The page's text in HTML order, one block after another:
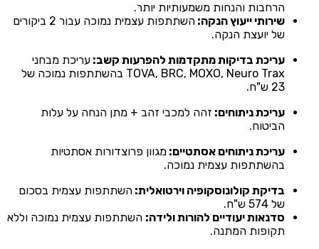
הרחבות והנחות משמעותיות יותר.
שירותי ייעוץ הנקה:
השתתפות עצמית נמוכה עבור 2 ביקורים
של יועצת הנקה.
עריכת בדיקות מתקדמות להפרעות קשב: עריכת מבחני
TOVA, BRC, MOXO, Neuro Trax בהשתתפות נמוכה של
23 ש"ח.
עריכת ניתוחים: זהה למכבי זהב + מתן הנחה על עלות
הביטוח.
עריכת ניתוחים אסתטיים: מגוון פרוצדורות אסתטיות
בהשתתפות עצמית נמוכה.
בדיקת קולונוסקופיה וירטואלית: השתתפות עצמית בסכום
של 574 ש"ח.
סדנאות יעודיים להורות ולידה: השתתפות עצמית נמוכה וללא
תקופות המתנה.